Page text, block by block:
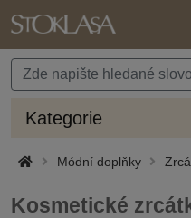
Kategorie
Módní doplňky
Kosmetické